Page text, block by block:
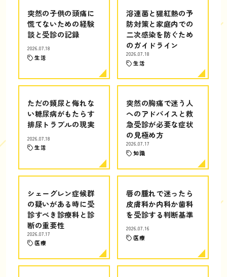
突然の子供の頭痛に
慌てないための経験
談と受診の記録
2026.07.18
生活
溶連菌と猩紅熱の予
防対策と家庭内での
二次感染を防ぐため
のガイドライン
2026.07.18
生活
ただの頻尿と侮れな
い糖尿病がもたらす
排尿トラブルの現実
2026.07.18
生活
突然の胸痛で迷う人
へのアドバイスと救
急受診が必要な症状
の見極め方
2026.07.17
知識
シェーグレン症候群
の疑いがある時に受
診すべき診療科と診
断の重要性
2026.07.17
医療
唇の腫れで迷ったら
皮膚科か内科か歯科
を受診する判断基準
2026.07.16
医療